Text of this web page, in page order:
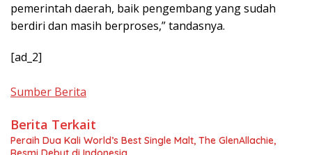
pemerintah daerah, baik pengembang yang sudah
berdiri dan masih berproses,” tandasnya.
[ad_2]
Sumber Berita
Berita Terkait
Peraih Dua Kali World’s Best Single Malt, The GlenAllachie,